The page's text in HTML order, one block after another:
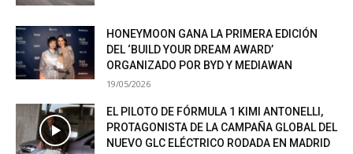
HONEYMOON GANA LA PRIMERA EDICIÓN
DEL ‘BUILD YOUR DREAM AWARD’
ORGANIZADO POR BYD Y MEDIAWAN
19/05/2026
EL PILOTO DE FÓRMULA 1 KIMI ANTONELLI,
PROTAGONISTA DE LA CAMPAÑA GLOBAL DEL
NUEVO GLC ELÉCTRICO RODADA EN MADRID